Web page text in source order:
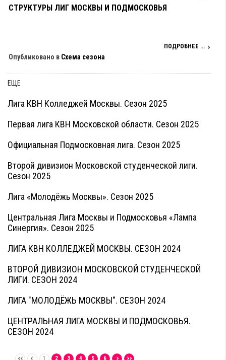
СТРУКТУРЫ ЛИГ МОСКВЫ И ПОДМОСКОВЬЯ
ПОДРОБНЕЕ ...
Опубликовано в Схема сезона
ЕЩЕ
Лига КВН Колледжей Москвы. Сезон 2025
Первая лига КВН Московской области. Сезон 2025
Официальная Подмосковная лига. Сезон 2025
Второй дивизион Московской студенческой лиги.
Сезон 2025
Лига «Молодёжь Москвы». Сезон 2025
Центральная Лига Москвы и Подмосковья «Лампа
Синергия». Сезон 2025
ЛИГА КВН КОЛЛЕДЖЕЙ МОСКВЫ. СЕЗОН 2024
ВТОРОЙ ДИВИЗИОН МОСКОВСКОЙ СТУДЕНЧЕСКОЙ
ЛИГИ. СЕЗОН 2024
ЛИГА "МОЛОДЁЖЬ МОСКВЫ". СЕЗОН 2024
ЦЕНТРАЛЬНАЯ ЛИГА МОСКВЫ И ПОДМОСКОВЬЯ.
СЕЗОН 2024
1 2 3 4 5 6